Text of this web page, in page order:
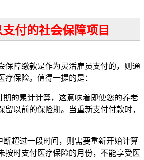
付的社会保障项目
障缴款是作为灵活雇员支付的，则通
疗保险。值得一提的是：
的累计计算，这意味着即使您的养老
留以前的保险期。当重新支付付款时，
超过一段时间，则需要重新开始计算
按时支付医疗保险的月份，不能享受医